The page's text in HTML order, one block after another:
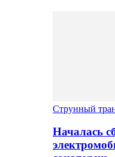
Струнный
Началась